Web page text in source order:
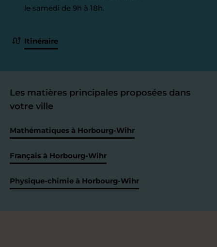
le samedi de 9h à 18h.
Itinéraire
Les matières principales proposées dans
votre ville
Mathématiques à Horbourg-Wihr
Français à Horbourg-Wihr
Physique-chimie à Horbourg-Wihr